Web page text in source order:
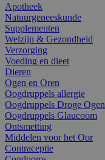
Apotheek
Natuurgeneeskunde
Supplementen
Welzijn & Gezondheid
Verzorging
Voeding en dieet
Dieren
Ogen en Oren
Oogdruppels allergie
Oogdruppels Droge Ogen
Oogdruppels Glaucoom
Ontsmetting
Middelen voor het Oor
Contraceptie